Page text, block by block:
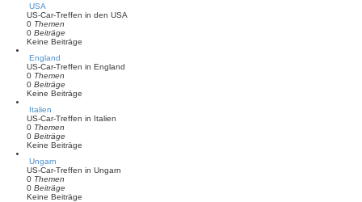
USA
US-Car-Treffen in den USA
0 Themen
0 Beiträge
Keine Beiträge
England
US-Car-Treffen in England
0 Themen
0 Beiträge
Keine Beiträge
Italien
US-Car-Treffen in Italien
0 Themen
0 Beiträge
Keine Beiträge
Ungarn
US-Car-Treffen in Ungarn
0 Themen
0 Beiträge
Keine Beiträge